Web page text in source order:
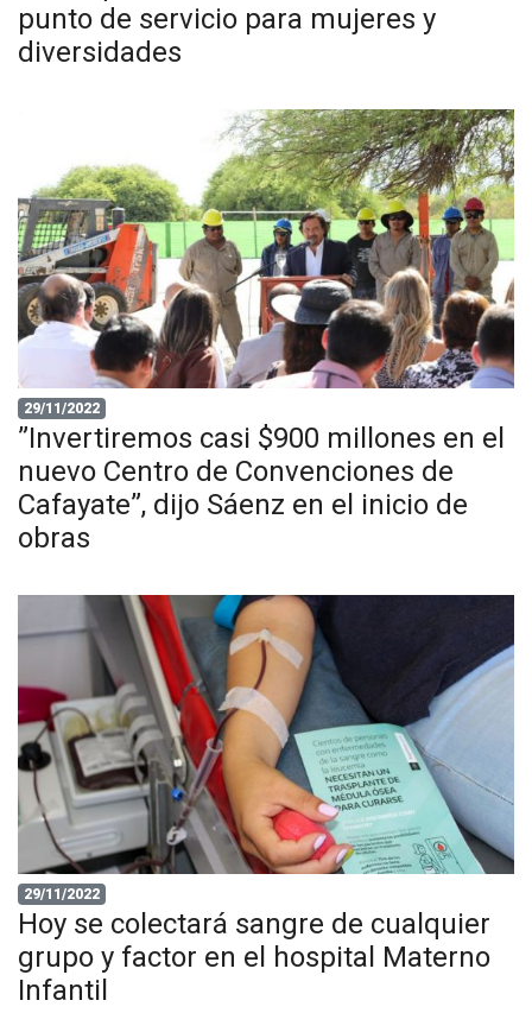
punto de servicio para mujeres y
diversidades
29/11/2022
”Invertiremos casi $900 millones en el
nuevo Centro de Convenciones de
Cafayate”, dijo Sáenz en el inicio de
obras
29/11/2022
Hoy se colectará sangre de cualquier
grupo y factor en el hospital Materno
Infantil